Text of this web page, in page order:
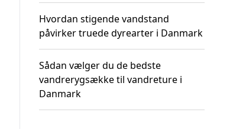
Hvordan stigende vandstand
påvirker truede dyrearter i Danmark
Sådan vælger du de bedste
vandrerygsække til vandreture i
Danmark